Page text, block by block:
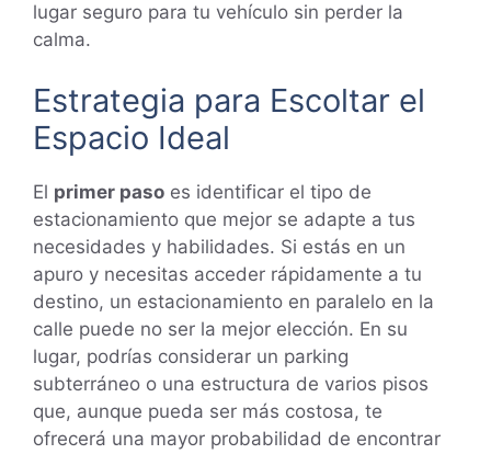
lugar seguro para tu vehículo sin perder la
calma.
Estrategia para Escoltar el
Espacio Ideal
El primer paso es identificar el tipo de
estacionamiento que mejor se adapte a tus
necesidades y habilidades. Si estás en un
apuro y necesitas acceder rápidamente a tu
destino, un estacionamiento en paralelo en la
calle puede no ser la mejor elección. En su
lugar, podrías considerar un parking
subterráneo o una estructura de varios pisos
que, aunque pueda ser más costosa, te
ofrecerá una mayor probabilidad de encontrar